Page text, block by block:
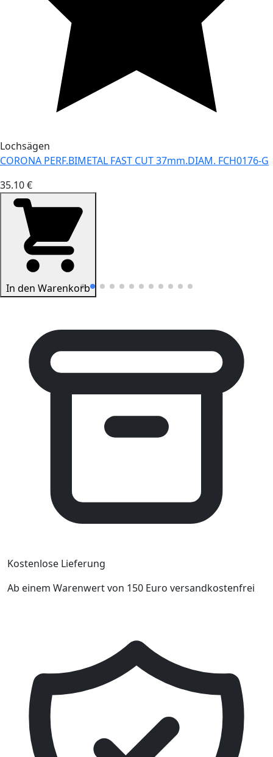
Lochsägen
CORONA PERF.BIMETAL FAST CUT 37mm.DIAM. FCH0176-G
35.10 €
In den Warenkorb
Kostenlose Lieferung
Ab einem Warenwert von 150 Euro versandkostenfrei